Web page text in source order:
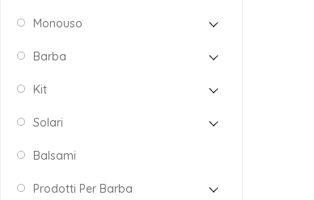
Monouso
Barba
Kit
Solari
Balsami
Prodotti Per Barba